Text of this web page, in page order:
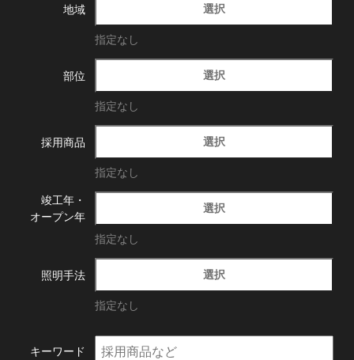
地域 選択
指定なし
部位 選択
指定なし
採用商品 選択
指定なし
竣工年・
オープン年
選択
指定なし
照明手法 選択
指定なし
キーワード